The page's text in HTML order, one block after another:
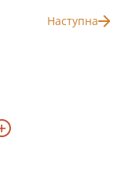
Наступна